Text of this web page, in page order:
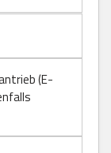
(E-